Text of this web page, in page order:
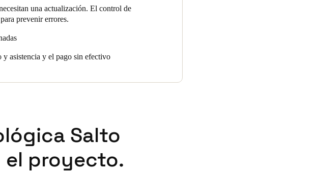
una actualización. El control de
prevenir errores.
asistencia y el pago sin efectivo
Salto
el proyecto.